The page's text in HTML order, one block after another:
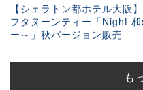
【シェラトン都ホテル大阪
フタヌーンティー「Night
ー～」秋バージョン販売
も